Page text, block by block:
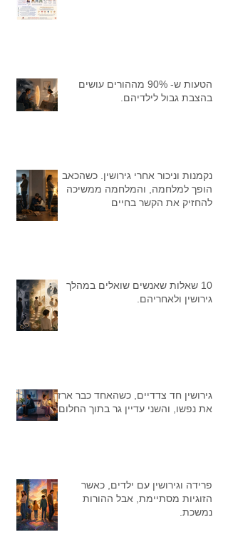
הטעות ש- 90% מההורים עושים
בהצבת גבול לילדיהם.
נקמנות וניכור אחרי גירושין. כשהכאב
הופך למלחמה, והמלחמה ממשיכה
להחזיק את הקשר בחיים
10 שאלות שאנשים שואלים במהלך
גירושין ולאחריהם.
גירושין חד צדדיים, כשהאחד כבר ארז
את נפשו, והשני עדיין גר בתוך החלום
פרידה וגירושין עם ילדים, כאשר
הזוגיות מסתיימת, אבל ההורות
נמשכת.